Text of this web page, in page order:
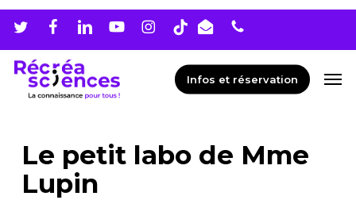
Skip
main
content
Infos et réservation
Le petit labo de Mme
Lupin
Menu